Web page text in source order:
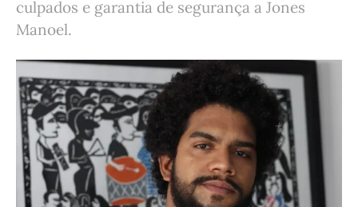
culpados e garantia de segurança a Jones
Manoel.